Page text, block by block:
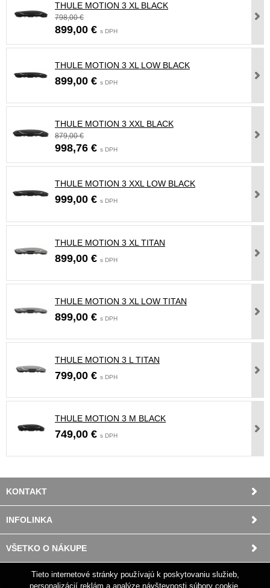
THULE MOTION 3 XL BLACK
798,00 €
899,00 € s DPH
THULE MOTION 3 XL LOW BLACK
899,00 € s DPH
THULE MOTION 3 XXL BLACK
879,00 €
998,76 € s DPH
THULE MOTION 3 XXL LOW BLACK
999,00 € s DPH
THULE MOTION 3 XL TITAN
899,00 € s DPH
THULE MOTION 3 XL LOW TITAN
899,00 € s DPH
THULE MOTION 3 L TITAN
799,00 € s DPH
THULE MOTION 3 M BLACK
749,00 € s DPH
KONTAKT
INFOLINKA
VŠETKO O NÁKUPE
© 2026 NAJNOSICE.SK •tvorba eshopu cez UNIobchod ,webhostingspoločnosti
Tieto internetové stránky používajú k poskytovaniu služieb,
personalizácií reklám a analýze návštevnosti súbory cookie.